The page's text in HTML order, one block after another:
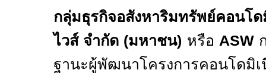
กลุ่มธุรกิจอสังหาริมทรัพย์คอนโ
ไวส์ จำกัด (มหาชน) หรือ ASW
ฐานะผู้พัฒนาโครงการคอนโดมิ